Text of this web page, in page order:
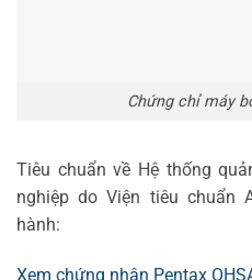
Chứng chỉ máy
Tiêu chuẩn về Hệ thống
nghiệp do Viện tiêu chuẩn
hành:
Xem chứng nhận Pentax